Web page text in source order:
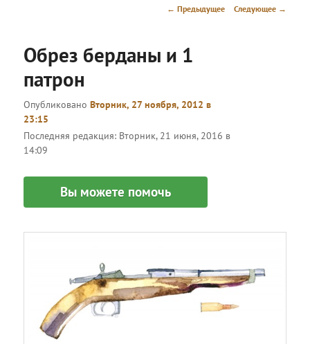
Навигация
← Предыдущее Следующее →
Обрез берданы и 1
патрон
ОпубликованоВторник, 27 ноября, 2012 в
23:15
Последняя редакция: Вторник, 21 июня, 2016 в
14:09
Вы можете помочь